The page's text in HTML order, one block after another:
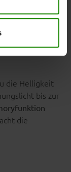
die Helligkeit
bis zur
die